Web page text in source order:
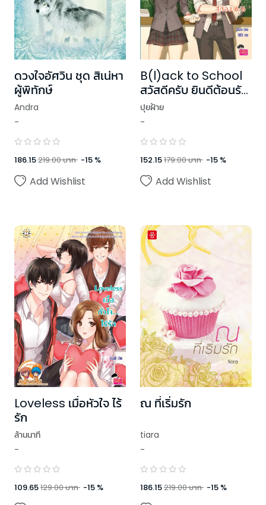
ดวงใจอัศวิน ชุด สิเน่หา
ผู้พิทักษ์
Andra
-
186.15219.00บาท -15 %
Add Wishlist
B(l)ack to School
สวัสดีครับ ยินดีต้อนรับ
สู่ห้อง 6/6
ปุยฝ้าย
-
152.15179.00บาท -15 %
Add Wishlist
Loveless เมื่อหัวใจ ไร้
รัก
ล้านนาที
-
109.65129.00บาท -15 %
ณ ที่เริ่มรัก
tiara
-
186.15219.00บาท -15 %